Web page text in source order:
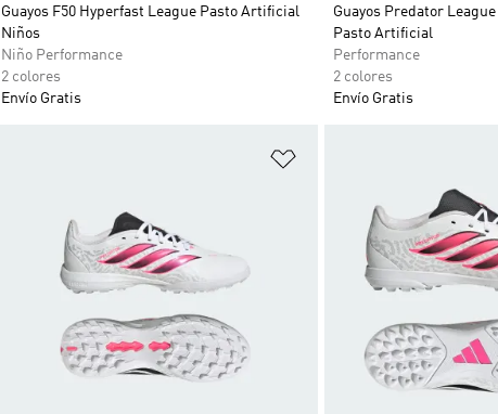
Guayos F50 Hyperfast League Pasto Artificial
Niños
Niño Performance
2 colores
Envío Gratis
Guayos Predator
Pasto Artificial
Performance
2 colores
Envío Gratis